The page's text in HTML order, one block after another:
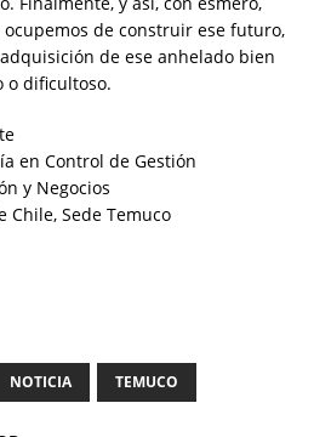
de construir ese futuro,
de ese anhelado bien
o dificultoso.
en Control de Gestión
y Negocios
Chile, Sede Temuco
NOTICIA TEMUCO